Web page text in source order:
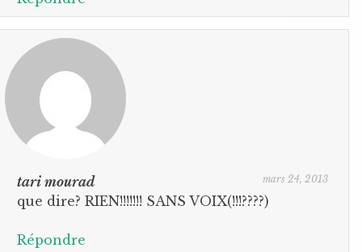
tari mourad mars 24, 2013
que dire? RIEN!!!!!!! SANS VOIX(!!!????)
Répondre